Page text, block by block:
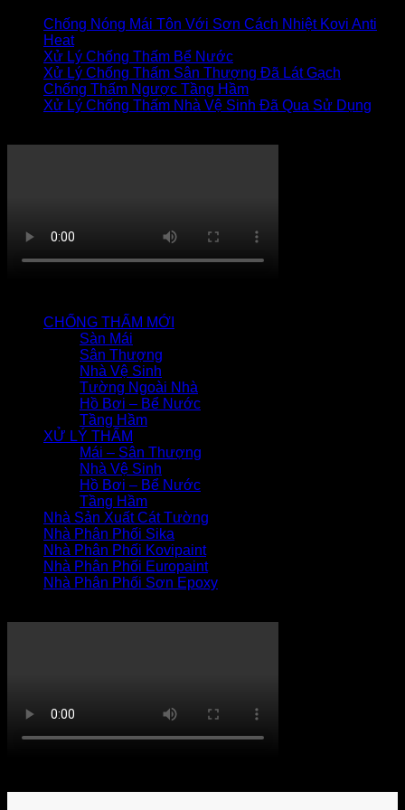
Chống Nóng Mái Tôn Với Sơn Cách Nhiệt Kovi Anti
Heat
Xử Lý Chống Thấm Bể Nước
Xử Lý Chống Thấm Sân Thượng Đã Lát Gạch
Chống Thấm Ngược Tầng Hầm
Xử Lý Chống Thấm Nhà Vệ Sinh Đã Qua Sử Dụng
CHỐNG THẤM MỚI
Sàn Mái
Sân Thượng
Nhà Vệ Sinh
Tường Ngoài Nhà
Hồ Bơi – Bể Nước
Tầng Hầm
XỬ LÝ THẤM
Mái – Sân Thượng
Nhà Vệ Sinh
Hồ Bơi – Bể Nước
Tầng Hầm
Nhà Sản Xuất Cát Tường
Nhà Phân Phối Sika
Nhà Phân Phối Kovipaint
Nhà Phân Phối Europaint
Nhà Phân Phối Sơn Epoxy